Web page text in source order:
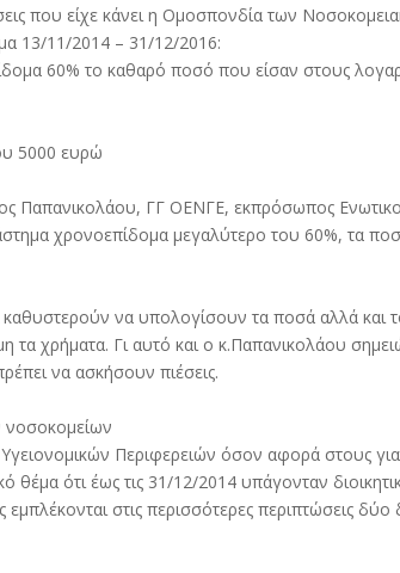
που είχε κάνει η Ομοσπονδία των
13/11/2014 – 31/12/2016:
60% το καθαρό ποσό που είσαν στους
5000 ευρώ
Παπανικολάου, ΓΓ ΟΕΝΓΕ, εκπρόσωπος
χρονοεπίδομα μεγαλύτερο του 60%, τα
να υπολογίσουν τα ποσά αλλά και
χρήματα. Γι αυτό και ο κ.Παπανικολάου
να ασκήσουν πιέσεις.
νοσοκομείων
Περιφερειών όσον αφορά στους
θέμα ότι έως τις 31/12/2014 υπάγονταν
στις περισσότερες περιπτώσεις δύο